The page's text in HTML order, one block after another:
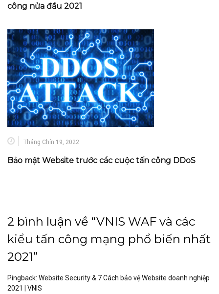
công nửa đầu 2021
Tháng Chín 19, 2022
Bảo mật Website trước các cuộc tấn công DDoS
2 bình luận về “VNIS WAF và các
kiểu tấn công mạng phổ biến nhất
2021”
Pingback: Website Security & 7 Cách bảo vệ Website doanh nghiệp
2021 | VNIS